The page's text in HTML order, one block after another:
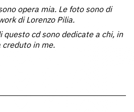
opera mia. Le foto sono di
di Lorenzo Pilia.
questo cd sono dedicate a chi, in
in me.